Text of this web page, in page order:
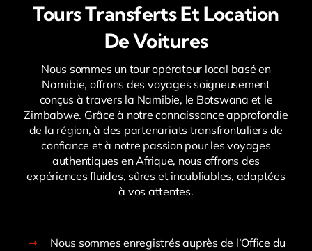
Tours Transferts Et Location
De Voitures
Nous sommes un tour opérateur local basé en
Namibie, offrons des voyages soigneusement
conçus à travers la Namibie, le Botswana et le
Zimbabwe. Grâce à notre connaissance approfondie
de la région, à des partenariats transfrontaliers de
confiance et à notre passion pour les voyages
authentiques en Afrique, nous offrons des
expériences fluides, sûres et inoubliables, adaptées
à vos attentes.
Nous sommes enregistrés auprès de l’Office du